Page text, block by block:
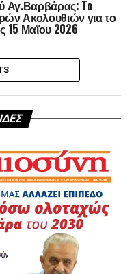
Αγ.Βαρβάρας: To
Ακολουθιών για το
15 Μαΐου 2026